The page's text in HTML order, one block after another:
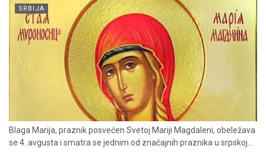
SRBIJA
Blaga Marija, praznik posvećen Svetoj Mariji Magdaleni, obeležava
se 4. avgusta i smatra se jednim od značajnih praznika u srpskoj...